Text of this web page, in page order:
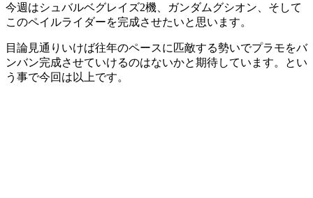
今週はシュバルベグレイズ2機、ガンダムグシオン、そして
このペイルライダーを完成させたいと思います。
目論見通りいけば往年のペースに匹敵する勢いでプラモをバ
ンバン完成させていけるのはないかと期待しています。とい
う事で今回は以上です。